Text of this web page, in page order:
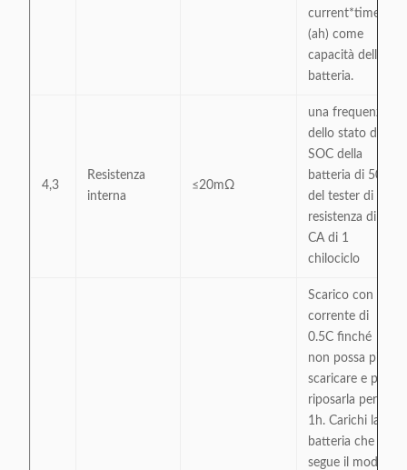
current*time
(ah) come
capacità della
batteria.
4,3
Resistenza
interna
≤20mΩ
una frequenza
dello stato del
SOC della
batteria di 50%
del tester di
resistenza di
CA di 1
chilociclo
Scarico con la
corrente di
0.5C finché
non possa più
scaricare e poi
riposarla per
1h. Carichi la
batteria che
segue il modo